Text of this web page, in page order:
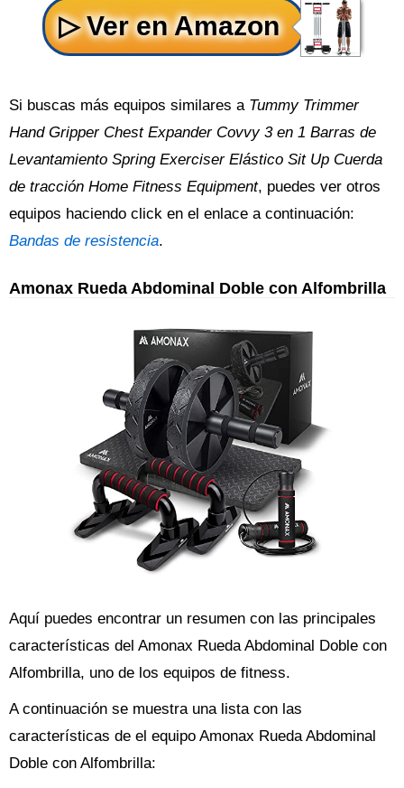
Si buscas más equipos similares a Tummy Trimmer
Hand Gripper Chest Expander Covvy 3 en 1 Barras de
Levantamiento Spring Exerciser Elástico Sit Up Cuerda
de tracción Home Fitness Equipment, puedes ver otros
equipos haciendo click en el enlace a continuación:
Bandas de resistencia.
Amonax Rueda Abdominal Doble con Alfombrilla
Aquí puedes encontrar un resumen con las principales
características del Amonax Rueda Abdominal Doble con
Alfombrilla, uno de los equipos de fitness.
A continuación se muestra una lista con las
características de el equipo Amonax Rueda Abdominal
Doble con Alfombrilla: